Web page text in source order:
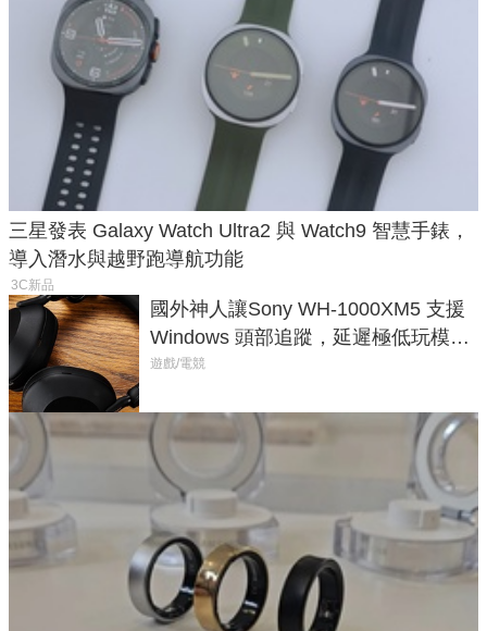
三星發表 Galaxy Watch Ultra2 與 Watch9 智慧手錶，
導入潛水與越野跑導航功能
3C新品
國外神人讓Sony WH-1000XM5 支援
Windows 頭部追蹤，延遲極低玩模擬
飛行超有感
遊戲/電競